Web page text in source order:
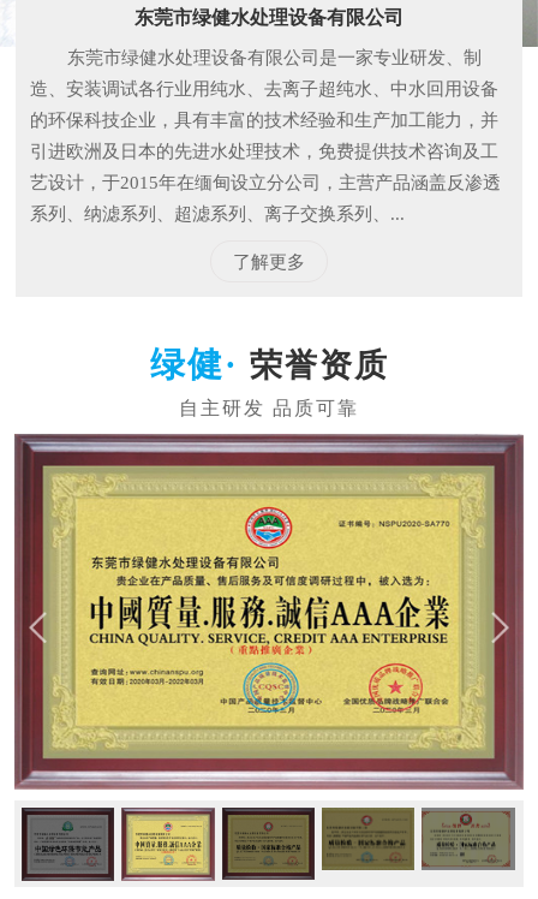
东莞市绿健水处理设备有限公司
东莞市绿健水处理设备有限公司是一家专业研发、制
造、安装调试各行业用纯水、去离子超纯水、中水回用设备
的环保科技企业，具有丰富的技术经验和生产加工能力，并
引进欧洲及日本的先进水处理技术，免费提供技术咨询及工
艺设计，于2015年在缅甸设立分公司，主营产品涵盖反渗透
系列、纳滤系列、超滤系列、离子交换系列、...
了解更多
荣誉资质